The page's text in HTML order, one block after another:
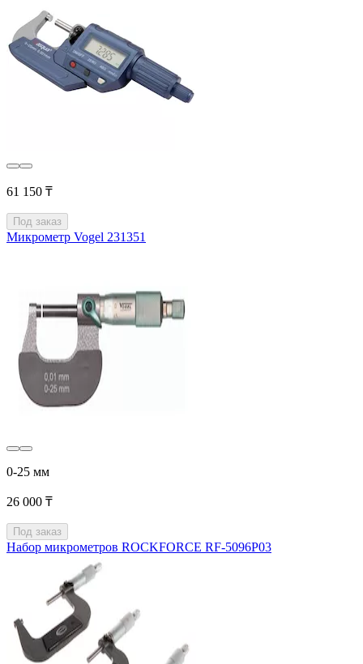
61 150 ₸
Под заказ
Микрометр Vogel 231351
0-25 мм
26 000 ₸
Под заказ
Набор микрометров ROCKFORCE RF-5096P03